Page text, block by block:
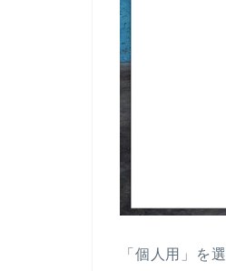
「個人用」を選